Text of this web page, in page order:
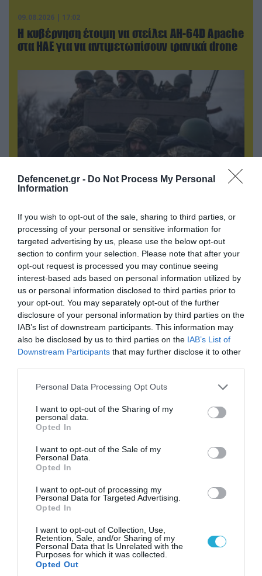
Defencenet.gr - Do Not Process My Personal
Information
If you wish to opt-out of the sale, sharing to third parties, or
processing of your personal or sensitive information for
targeted advertising by us, please use the below opt-out
section to confirm your selection. Please note that after your
opt-out request is processed you may continue seeing
interest-based ads based on personal information utilized by
us or personal information disclosed to third parties prior to
your opt-out. You may separately opt-out of the further
disclosure of your personal information by third parties on the
IAB’s list of downstream participants. This information may
also be disclosed by us to third parties on the IAB’s List of
Downstream Participants that may further disclose it to other
Please note that this website/app uses one or more Google
not limited to your visit or usage behaviour. You may click to
grant or deny consent to Google and its third-party tags to
use your data for below specified purposes in below Google
consent section.
Personal Data Processing Opt Outs
I want to opt-out of the Sharing of my
personal data.
Opted In
I want to opt-out of the Sale of my
Personal Data.
Opted In
I want to opt-out of processing my
Personal Data for Targeted Advertising.
Opted In
I want to opt-out of Collection, Use,
Retention, Sale, and/or Sharing of my
Personal Data that Is Unrelated with the
Purposes for which it was collected.
Opted Out
09.08.2026 | 17:02
Η κυβέρνηση έτοιμη να στείλει AH-64D Apache
στα ΗΑΕ για να αντιμετωπίσουν ιρανικά drone
09.08.2026 | 23:02
Νεοσύλλεκτοι Ουκρανοί στρατιώτες και
υπάλληλοι της TCC έτρεχαν πανικόβλητοι
αλλά… εξοντώθηκαν – Δείτε βίντεο
09.08.2026 | 19:02
κτίριο με Ουκρανούς στη Ζαπορίζια – Δείτε
βίντεο
ΠΟΛΙΤΙΚΗ